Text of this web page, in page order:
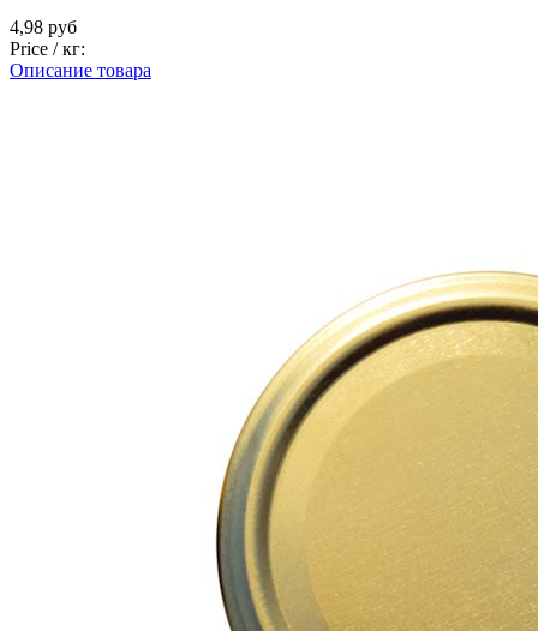
4,98 руб
Price / кг:
Описание товара